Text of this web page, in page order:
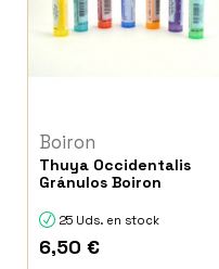
Boiron
Thuya Occidentalis
Gránulos Boiron
25 Uds. en stock
6,50 €